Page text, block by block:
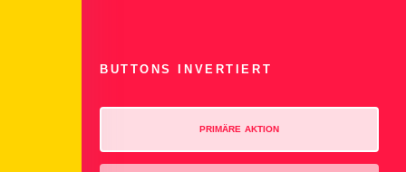
BUTTONS INVERTIERT
PRIMÄRE AKTION